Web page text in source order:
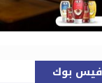
فيس بوك